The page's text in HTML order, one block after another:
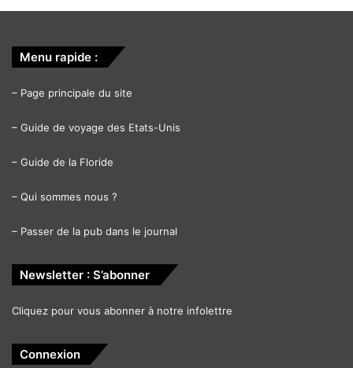
Menu rapide :
– Page principale du site
– Guide de voyage des Etats-Unis
– Guide de la Floride
– Qui sommes nous ?
– Passer de la pub dans le journal
Newsletter : S’abonner
Cliquez pour vous abonner à notre infolettre
Connexion